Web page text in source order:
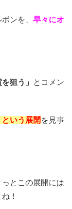
ンを、 早々にオ
狙う」
とコメン
いう展開 を見事
とこの展開には
！